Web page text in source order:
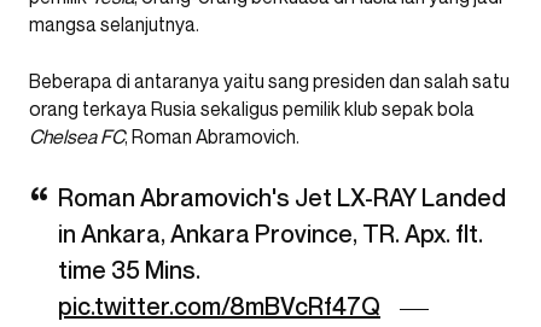
mangsa selanjutnya.
Beberapa di antaranya yaitu sang presiden dan salah satu
orang terkaya Rusia sekaligus pemilik klub sepak bola
Chelsea FC, Roman Abramovich.
Roman Abramovich's Jet LX-RAY Landed
in Ankara, Ankara Province, TR. Apx. flt.
time 35 Mins.
pic.twitter.com/8mBVcRf47Q